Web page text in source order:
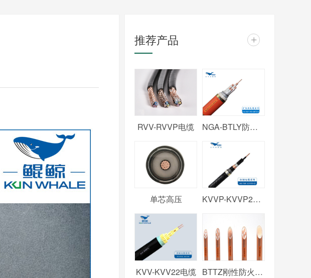
推荐产品 +
RVV-RVVP电缆 NGA-BTLY防火电缆
单芯高压 KVVP-KVVP2电缆
KVV-KVV22电缆 BTTZ刚性防火电缆